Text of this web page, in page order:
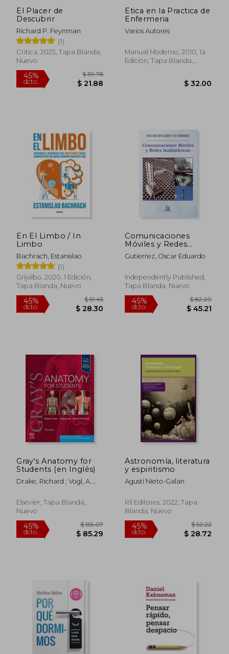
El Placer de
Descubrir
Richard P. Feynman
(1)
Critica, 2023, Tapa Blanda,
Nuevo
45%
dcto. $ 21.88
Etica en la Practica de
Enfermeria
Varios Autores
Manual Moderno, 2010, 1a
Edición, Tapa Blanda,
$
En El Limbo / In
Limbo
Bachrach, Estanislao
(1)
Grijalbo, 2020, 1 Edición,
Tapa Blanda, Nuevo
45% $ 51.45
Comunicaciones
Móviles y Redes
inalámbricas: La
edición para el
Gutierrez, Oscar Eduardo
Independently Published,
Tapa Blanda, Nuevo
45% $
Gray's Anatomy for
Students (en Inglés)
Drake, Richard ; Vogl, A.
M.
Elsevier, Tapa Blanda,
Nuevo
Astronomía, literatura
y espiritismo
Agustí Nieto-Galan
Ril Editores, 2022, Tapa
Blanda, Nuevo